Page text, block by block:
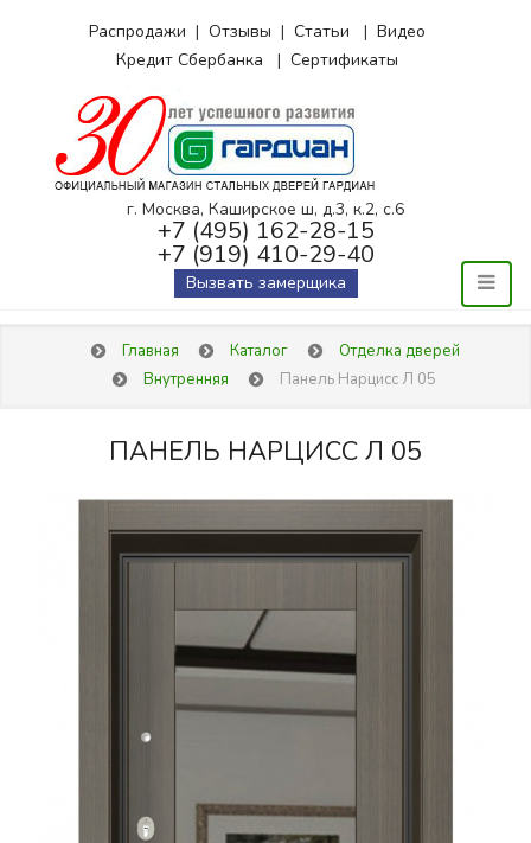
Распродажи | Отзывы | Статьи | Видео
Кредит Сбербанка | Сертификаты
г. Москва, Каширское ш, д.3, к.2, с.6
+7 (495) 162-28-15
+7 (919) 410-29-40
Вызвать замерщика
Главная Каталог
Отделка дверей
Внутренняя
Панель Нарцисс Л 05
ПАНЕЛЬ НАРЦИСС Л 05